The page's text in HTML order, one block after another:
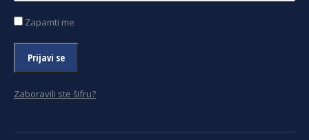
Zapamti me
Zaboravili ste šifru?